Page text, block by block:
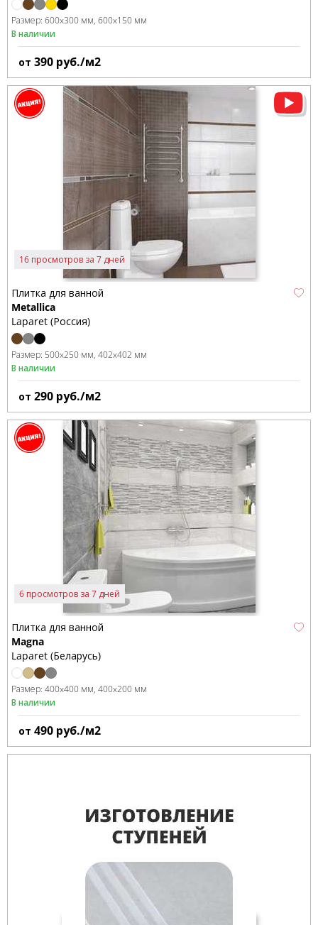
Размер: 600x300 мм 600x150 мм
В наличии
от 390 руб./м2
16 просмотров за 7 дней
Плитка для ванной
Metallica
Laparet (Россия)
Размер: 500x250 мм 402x402 мм
В наличии
от 290 руб./м2
6 просмотров за 7 дней
Плитка для ванной
Magna
Laparet (Беларусь)
Размер: 400x400 мм 400x200 мм
В наличии
от 490 руб./м2